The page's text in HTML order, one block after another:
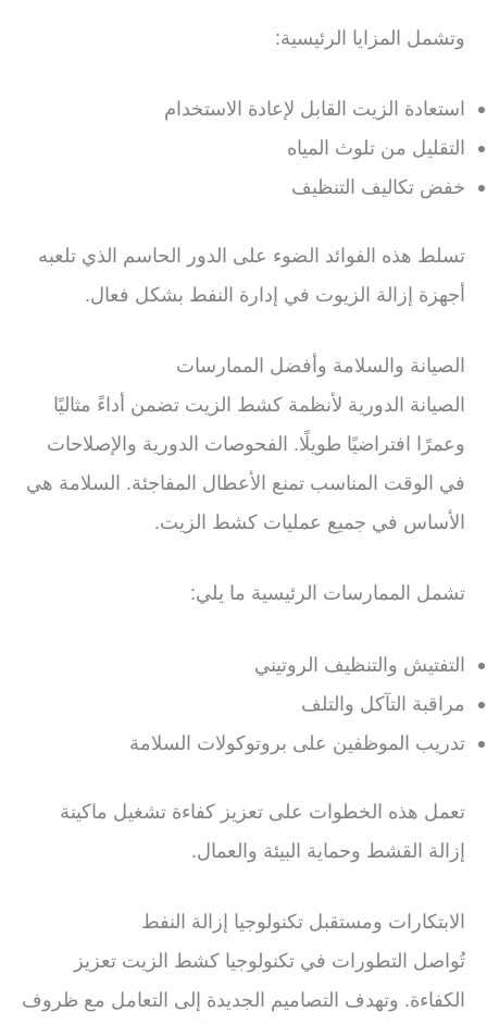
وتشمل المزايا الرئيسية:
استعادة الزيت القابل لإعادة الاستخدام
التقليل من تلوث المياه
خفض تكاليف التنظيف
تسلط هذه الفوائد الضوء على الدور الحاسم الذي تلعبه
أجهزة إزالة الزيوت في إدارة النفط بشكل فعال.
الصيانة والسلامة وأفضل الممارسات
الصيانة الدورية لأنظمة كشط الزيت تضمن أداءً مثاليًا
وعمرًا افتراضيًا طويلًا. الفحوصات الدورية والإصلاحات
في الوقت المناسب تمنع الأعطال المفاجئة. السلامة هي
الأساس في جميع عمليات كشط الزيت.
تشمل الممارسات الرئيسية ما يلي:
التفتيش والتنظيف الروتيني
مراقبة التآكل والتلف
تدريب الموظفين على بروتوكولات السلامة
تعمل هذه الخطوات على تعزيز كفاءة تشغيل ماكينة
إزالة القشط وحماية البيئة والعمال.
الابتكارات ومستقبل تكنولوجيا إزالة النفط
تُواصل التطورات في تكنولوجيا كشط الزيت تعزيز
الكفاءة. وتهدف التصاميم الجديدة إلى التعامل مع ظروف